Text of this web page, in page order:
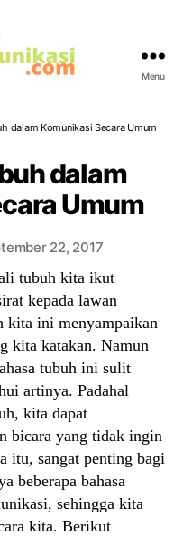
Menu
dalam Komunikasi Secara Umum
dalam
Umum
22, 2017
tubuh kita ikut
kepada lawan
kita ini menyampaikan
kita katakan. Namun
tubuh ini sulit
artinya. Padahal
kita dapat
bicara yang tidak ingin
itu, sangat penting bagi
beberapa bahasa
sehingga kita
kita. Berikut